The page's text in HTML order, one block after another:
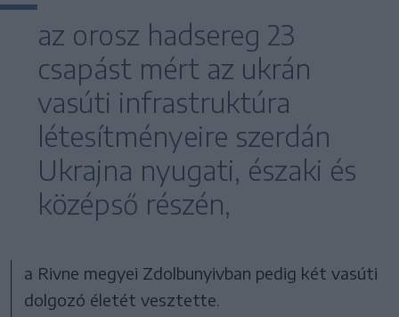
az orosz hadsereg 23
csapást mért az ukrán
vasúti infrastruktúra
létesítményeire szerdán
Ukrajna nyugati, északi és
középső részén,
a Rivne megyei Zdolbunyivban pedig két vasúti
dolgozó életét vesztette.